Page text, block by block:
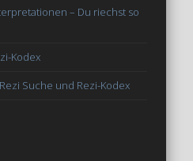
– Du riechst so
Kodex
Rezi Suche und Rezi-Kodex